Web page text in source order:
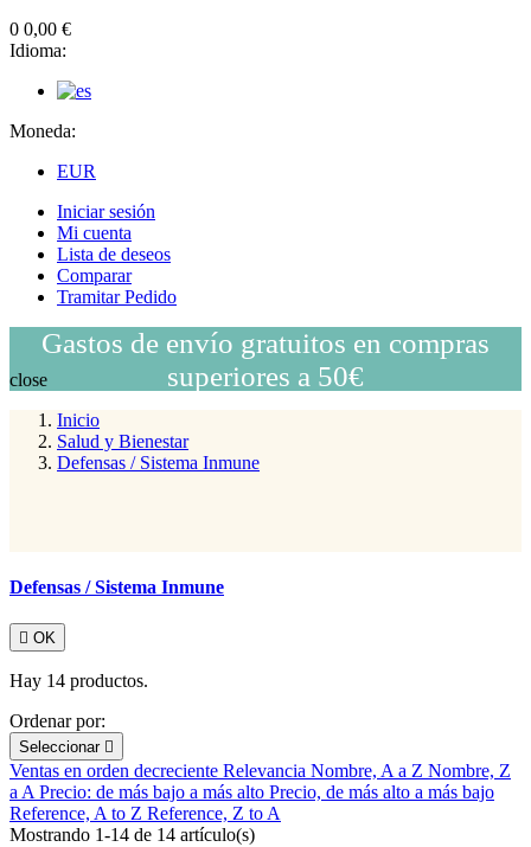
0 0,00 €
Idioma:
Moneda:
EUR
Iniciar sesión
Mi cuenta
Lista de deseos
Comparar
Tramitar Pedido
Gastos de envío gratuitos en compras
superiores a 50€
close
Inicio
Salud y Bienestar
Defensas / Sistema Inmune
Defensas / Sistema Inmune
 OK
Hay 14 productos.
Ordenar por:
Seleccionar 
Ventas en orden decreciente Relevancia Nombre, A a Z Nombre, Z
a A Precio: de más bajo a más alto Precio, de más alto a más bajo
Reference, A to Z Reference, Z to A
Mostrando 1-14 de 14 artículo(s)